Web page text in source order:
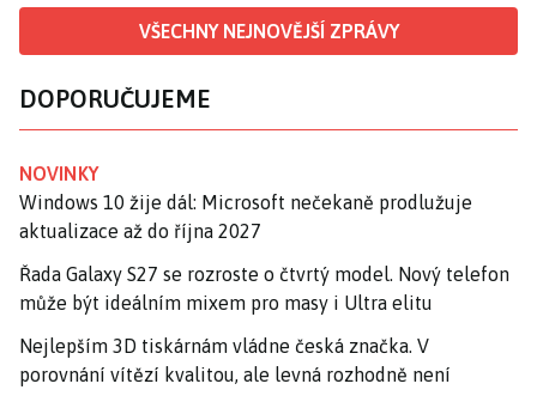
VŠECHNY NEJNOVĚJŠÍ ZPRÁVY
DOPORUČUJEME
NOVINKY
Windows 10 žije dál: Microsoft nečekaně prodlužuje
aktualizace až do října 2027
Řada Galaxy S27 se rozroste o čtvrtý model. Nový telefon
může být ideálním mixem pro masy i Ultra elitu
Nejlepším 3D tiskárnám vládne česká značka. V
porovnání vítězí kvalitou, ale levná rozhodně není